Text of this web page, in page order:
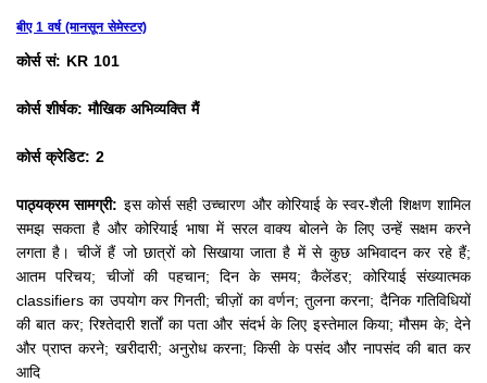
बीए 1 वर्ष (मानसून सेमेस्टर)
कोर्स सं: KR 101
कोर्स शीर्षक: मौखिक अभिव्यक्ति मैं
कोर्स क्रेडिट: 2
पाठ्यक्रम सामग्री: इस कोर्स सही उच्चारण और कोरियाई के स्वर-शैली शिक्षण शामिल
समझ सकता है और कोरियाई भाषा में सरल वाक्य बोलने के लिए उन्हें सक्षम करने
लगता है। चीजें हैं जो छात्रों को सिखाया जाता है में से कुछ अभिवादन कर रहे हैं;
आतम परिचय; चीजों की पहचान;दिन के समय;कैलेंडर; कोरियाई संख्यात्मक
classifiers का उपयोग कर गिनती;चीज़ों का वर्णन;तुलना करना; दैनिक गतिविधियों
की बात कर; रिश्तेदारी शर्तों का पता और संदर्भ के लिए इस्तेमाल किया;मौसम के;देने
और प्राप्त करने;खरीदारी;अनुरोध करना;किसी के पसंद और नापसंद की बात कर
आदि